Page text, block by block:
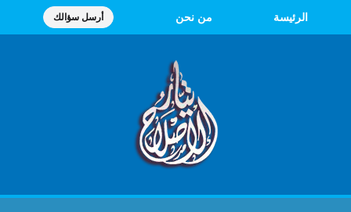
الرئيسة من نحن أرسل سؤالك